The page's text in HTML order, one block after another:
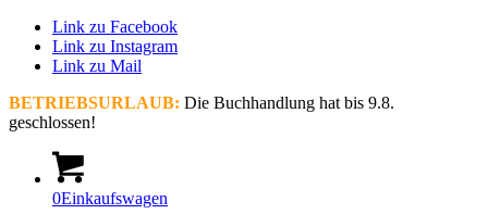
Link zu Facebook
Link zu Instagram
Link zu Mail
BETRIEBSURLAUB: Die Buchhandlung hat bis 9.8.
geschlossen!
0Einkaufswagen